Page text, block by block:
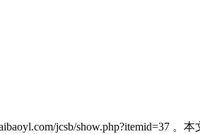
jcsb/show.php?itemid=37